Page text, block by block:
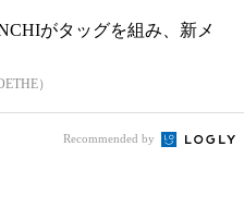
がタッグを組み、新メ
）
Recommended by